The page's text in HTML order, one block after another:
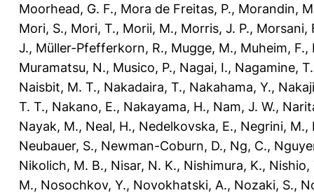
Moorhead, G. F., Mora de Freitas, P., Morandin,
Mori, S., Mori, T., Morii, M., Morris, J. P., Morsani,
J., Müller-Pfefferkorn, R., Mugge, M., Muheim, F.,
Muramatsu, N., Musico, P., Nagai, I., Nagamine, T.
Naisbit, M. T., Nakadaira, T., Nakahama, Y.,
T. T., Nakano, E., Nakayama, H., Nam, J. W.,
Nayak, M., Neal, H., Nedelkovska, E., Negrini, M.,
Neubauer, S., Newman-Coburn, D., Ng, C.,
Nikolich, M. B., Nisar, N. K., Nishimura, K., Nishio,
M., Nosochkov, Y., Novokhatski, A., Nozaki, S.,